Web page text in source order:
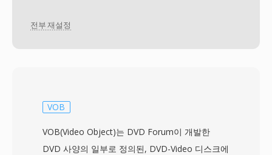
전부 재설정
VOB
VOB(Video Object)는 DVD Forum이 개발한
DVD 사양의 일부로 정의된, DVD-Video 디스크에